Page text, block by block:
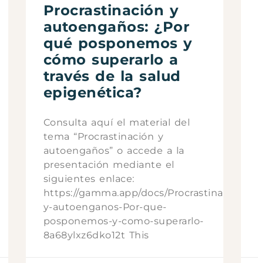
Procrastinación y
autoengaños: ¿Por
qué posponemos y
cómo superarlo a
través de la salud
epigenética?
Consulta aquí el material del
tema “Procrastinación y
autoengaños” o accede a la
presentación mediante el
siguientes enlace:
https://gamma.app/docs/Procrastinacion-
y-autoenganos-Por-que-
posponemos-y-como-superarlo-
8a68ylxz6dko12t This